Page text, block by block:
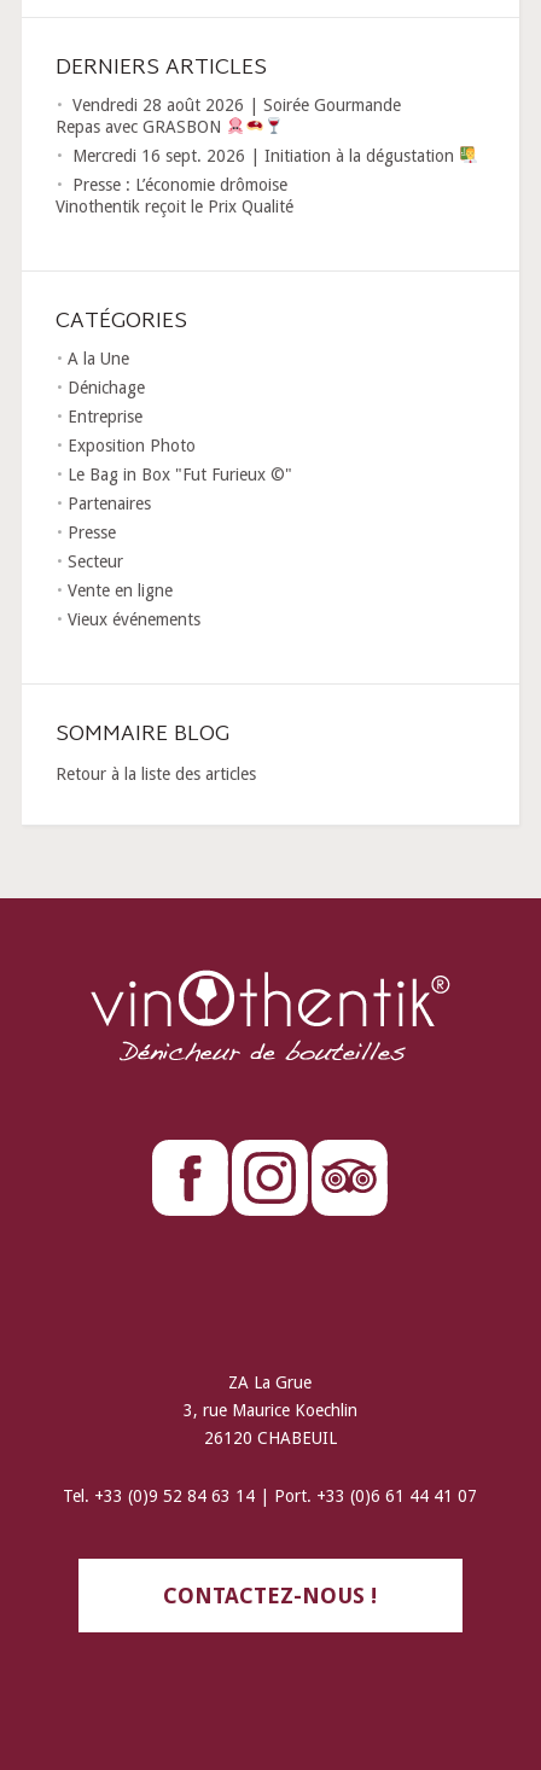
DERNIERS ARTICLES
Vendredi 28 août 2026 | Soirée Gourmande
Repas avec GRASBON
Mercredi 16 sept. 2026 | Initiation à la dégustation
Presse : L’économie drômoise
Vinothentik reçoit le Prix Qualité
CATÉGORIES
A la Une
Dénichage
Entreprise
Exposition Photo
Le Bag in Box "Fut Furieux ©"
Partenaires
Presse
Secteur
Vente en ligne
Vieux événements
SOMMAIRE BLOG
Retour à la liste des articles
ZA La Grue
3, rue Maurice Koechlin
26120 CHABEUIL
Tel. +33 (0)9 52 84 63 14 | Port. +33 (0)6 61 44 41 07
CONTACTEZ-NOUS !